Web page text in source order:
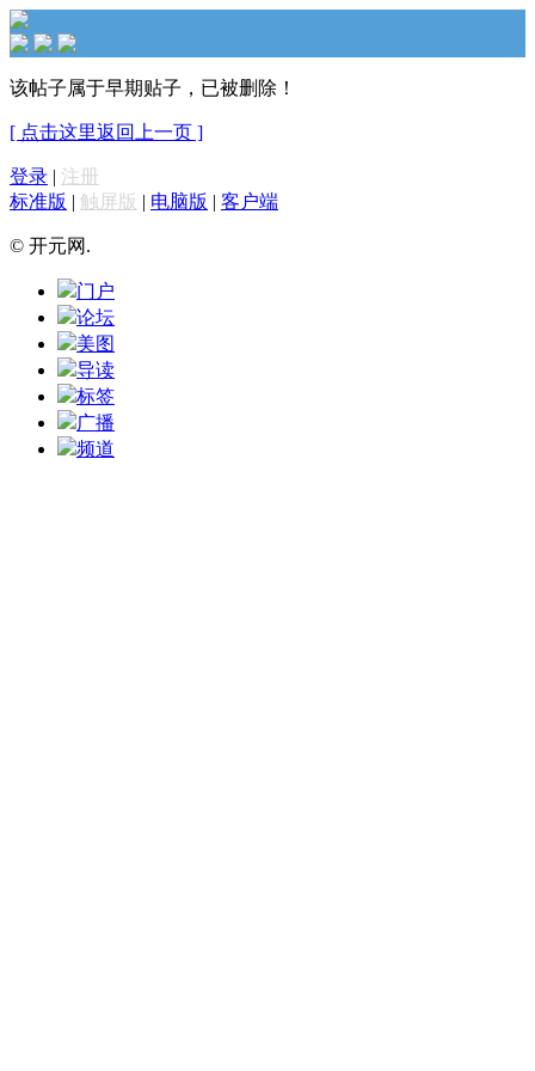
该帖子属于早期贴子，已被删除！
[ 点击这里返回上一页 ]
登录 | 注册
标准版 | 触屏版 | 电脑版 | 客户端
© 开元网.
门户
论坛
美图
导读
标签
广播
频道